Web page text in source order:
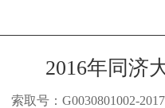
2016年同济
索取号：G0030801002-